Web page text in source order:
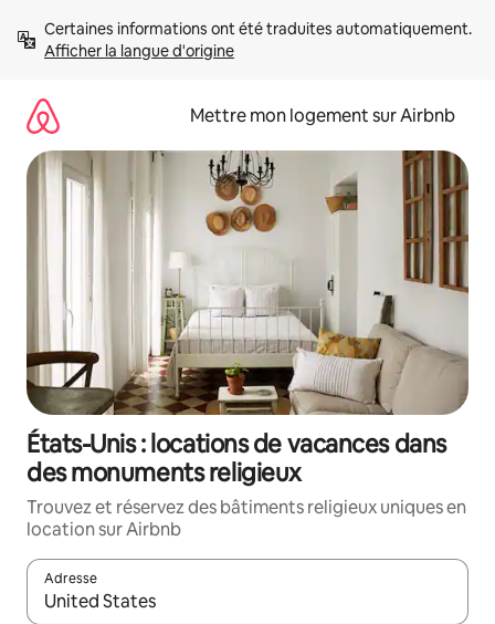
directement
Afficher la langue d'origine
Mettre mon logement sur Airbnb
États-Unis : locations de vacances dans
des monuments religieux
Trouvez et réservez des bâtiments religieux uniques en
location sur Airbnb
Adresse
Lorsque les résultats s'affichent, utilisez les flèches vers le